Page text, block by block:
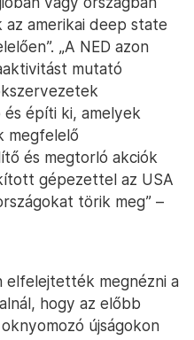
amerikai deep state
„A NED azon
mutató
építi ki, amelyek
megfelelő
és megtorló akciók
gépezettel az USA
törik meg” –
elfelejtették megnézni a
hogy az előbb
újságokon